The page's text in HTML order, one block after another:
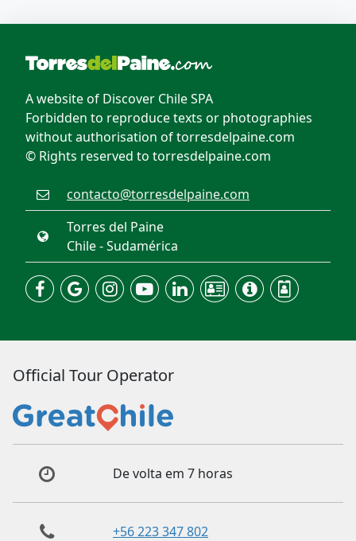
A website of Discover Chile SPA
Forbidden to reproduce texts or photographies
without authorisation of torresdelpaine.com
© Rights reserved to torresdelpaine.com
contacto@torresdelpaine.com
Torres del Paine
Chile - Sudamérica
Official Tour Operator
De volta em 7 horas
+56 223 347 802